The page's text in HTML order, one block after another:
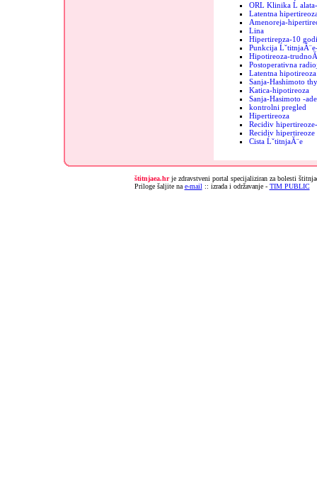
ORL Klinika Ĺ
Latentna
Amenoreja-
Lina
Hipertirepza-10
Punkcija
Hipotireoza-
Postoperativna
Latentna hipotireoza
Sanja-Hashimoto
Katica-hipotireoza
Sanja-Hasimoto -
kontrolni pregled
Hipertireoza
Recidiv
Recidiv hipertireoze
Cista ĹˇtitnjaĂ¨e
štitnjaea.hrje zdravstveni portal specijaliziran za bolesti
Priloge šaljite na e-mail :: izrada i održavanje - TIM PUBLIC